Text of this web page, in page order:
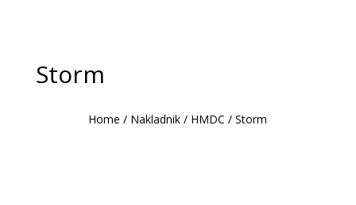
Storm
Home / Nakladnik / HMDC /Storm